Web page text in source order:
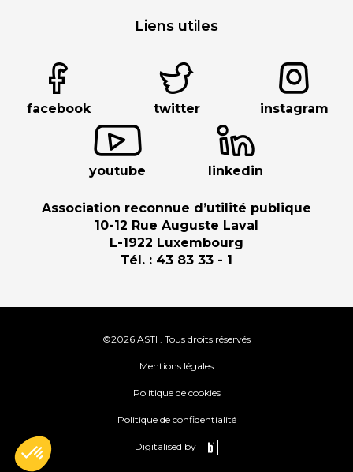
Liens utiles
facebook twitter instagram
youtube linkedin
Association reconnue d’utilité publique
10-12 Rue Auguste Laval
L-1922 Luxembourg
Tél. : 43 83 33 - 1
©2026 ASTI . Tous droits réservés
Mentions légales
Politique de cookies
Politique de confidentialité
Digitalised by